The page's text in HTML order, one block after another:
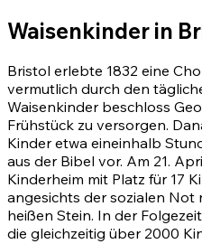
Waisenkinder in
Bristol erlebte 1832 eine
vermutlich durch den
Waisenkinder beschloss
Frühstück zu versorgen.
Kinder etwa eineinhalb
aus der Bibel vor. Am 21.
Kinderheim mit Platz für 17
angesichts der sozialen Not
heißen Stein. In der
die gleichzeitig über 2000